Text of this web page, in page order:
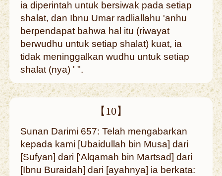
ia diperintah untuk bersiwak pada setiap
shalat, dan Ibnu Umar radliallahu 'anhu
berpendapat bahwa hal itu (riwayat
berwudhu untuk setiap shalat) kuat, ia
tidak meninggalkan wudhu untuk setiap
shalat (nya) ' ".
【10】
Sunan Darimi 657: Telah mengabarkan
kepada kami [Ubaidullah bin Musa] dari
[Sufyan] dari ['Alqamah bin Martsad] dari
[Ibnu Buraidah] dari [ayahnya] ia berkata: